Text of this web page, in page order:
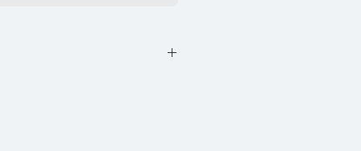
สะกดกั้น แต่เป็นเครื่องมือที่เรา